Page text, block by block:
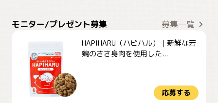
モニター/プレゼント募集 募集一覧
HAPIHARU（ハピハル）｜新鮮な若
鶏のささ身肉を使用した...
応募する